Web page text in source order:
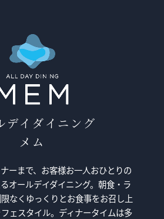
デイダイニング
メム
ーまで、お客様お一人おひとりの
オールデイダイニング。朝食・ラ
なくゆっくりとお食事をお召し上
ェスタイル。ディナータイムは多